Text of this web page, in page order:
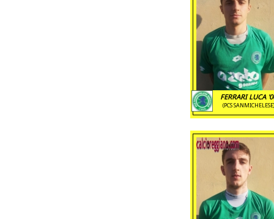
FERRARI LUCA
(PCS SANMICHELESE)